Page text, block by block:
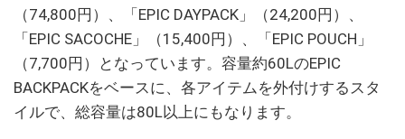
（74,800円）、「EPIC DAYPACK」（24,200円）、
「EPIC SACOCHE」（15,400円）、「EPIC POUCH」
（7,700円）となっています。容量約60LのEPIC
BACKPACKをベースに、各アイテムを外付けするスタ
イルで、総容量は80L以上にもなります。